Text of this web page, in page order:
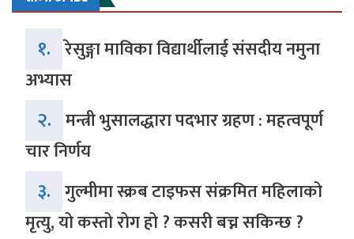
१. रेसुङ्गा माविका विद्यार्थीलाई संसदीय नमुना
अभ्यास
२. मन्त्री भुसालद्धारा पदभार ग्रहण : महत्वपूर्ण
चार निर्णय
३. गुल्मीमा स्क्रब टाइफस संक्रमित महिलाको
मृत्यु, यो कस्तो रोग हो ? कसरी बच्न सकिन्छ ?